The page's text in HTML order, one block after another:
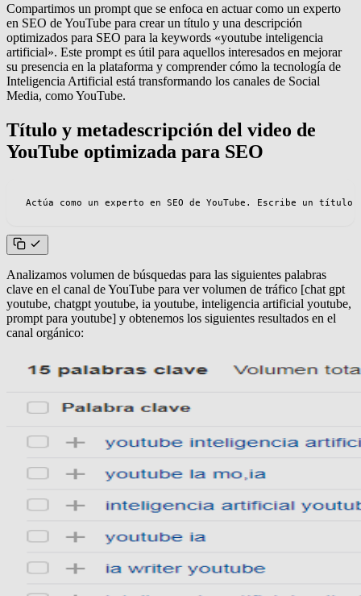
Compartimos un prompt que se enfoca en actuar como un experto
en SEO de YouTube para crear un título y una descripción
optimizados para SEO para la keywords «youtube inteligencia
artificial». Este prompt es útil para aquellos interesados en mejorar
su presencia en la plataforma y comprender cómo la tecnología de
Inteligencia Artificial está transformando los canales de Social
Media, como YouTube.
Título y metadescripción del video de
YouTube optimizada para SEO
Actúa como un experto en SEO de YouTube. Escribe un
Analizamos volumen de búsquedas para las siguientes palabras
clave en el canal de YouTube para ver volumen de tráfico [chat gpt
youtube, chatgpt youtube, ia youtube, inteligencia artificial youtube,
prompt para youtube] y obtenemos los siguientes resultados en el
canal orgánico: